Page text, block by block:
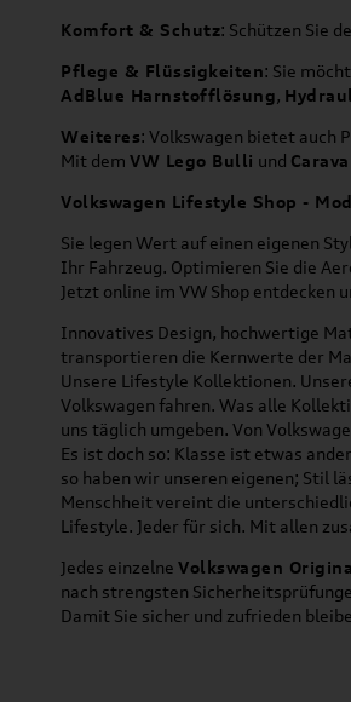
Komfort & Schutz: Schützen Sie
Pflege & Flüssigkeiten: Sie
AdBlue Harnstofflösung,
Weiteres: Volkswagen bietet auch
Mit dem VW Lego Bulli und
Volkswagen Lifestyle Shop -
Sie legen Wert auf einen eigenen
Ihr Fahrzeug. Optimieren Sie die
Jetzt online im VW Shop entdecken
Innovatives Design, hochwertige
transportieren die Kernwerte der
Unsere Lifestyle Kollektionen.
Volkswagen fahren. Was alle
uns täglich umgeben. Von
Es ist doch so: Klasse ist etwas
so haben wir unseren eigenen; Stil
Menschheit vereint die
Lifestyle. Jeder für sich. Mit allen
Jedes einzelne Volkswagen
nach strengsten
Damit Sie sicher und zufrieden